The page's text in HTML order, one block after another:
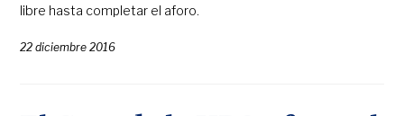
libre hasta completar el aforo.
22 diciembre 2016